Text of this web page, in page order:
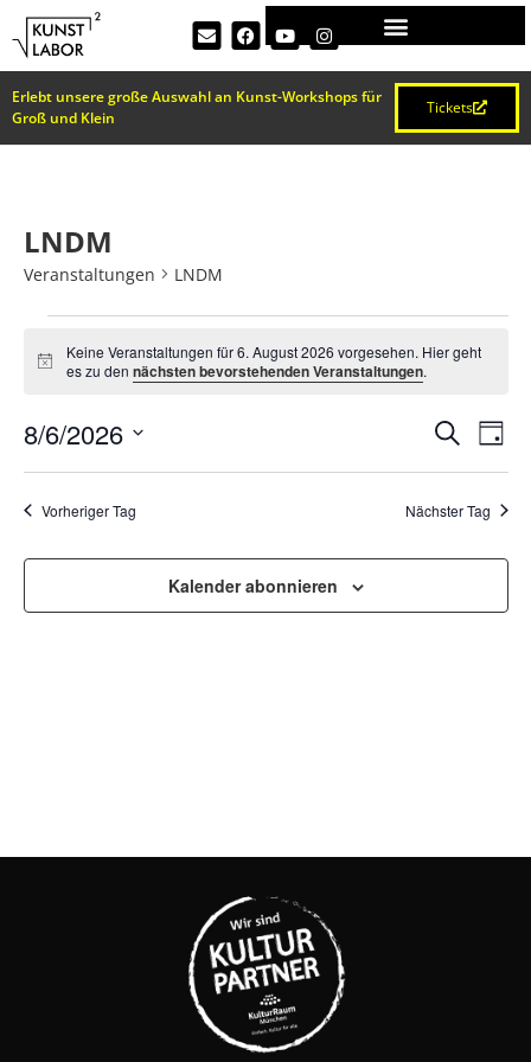
Erlebt unsere große Auswahl an Kunst-Workshops für
Groß und Klein
Tickets
LNDM
Veranstaltungen LNDM
Hinweis
Keine Veranstaltungen für 6. August 2026 vorgesehen. Hier geht
es zu den nächsten bevorstehenden Veranstaltungen.
UND
SucheTag
8/6/2026
wählen.
Vorheriger Tag Nächster Tag
Kalender abonnieren